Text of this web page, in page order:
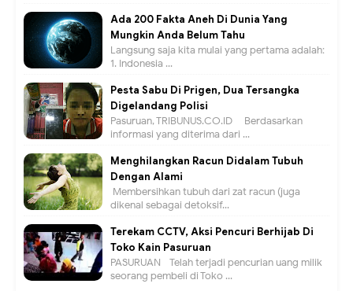
Ada 200 Fakta Aneh Di Dunia Yang
Mungkin Anda Belum Tahu
Langsung saja kita mulai yang pertama adalah:
1. Indonesia ...
Pesta Sabu Di Prigen, Dua Tersangka
Digelandang Polisi
Pasuruan, TRIBUNUS.CO.ID - Berdasarkan
informasi yang diterima dari ...
Menghilangkan Racun Didalam Tubuh
Dengan Alami
Membersihkan tubuh dari zat racun (juga
dikenal sebagai detoksif...
Terekam CCTV, Aksi Pencuri Berhijab Di
Toko Kain Pasuruan
PASURUAN - Telah terjadi pencurian uang milik
seorang pembeli di Toko ...